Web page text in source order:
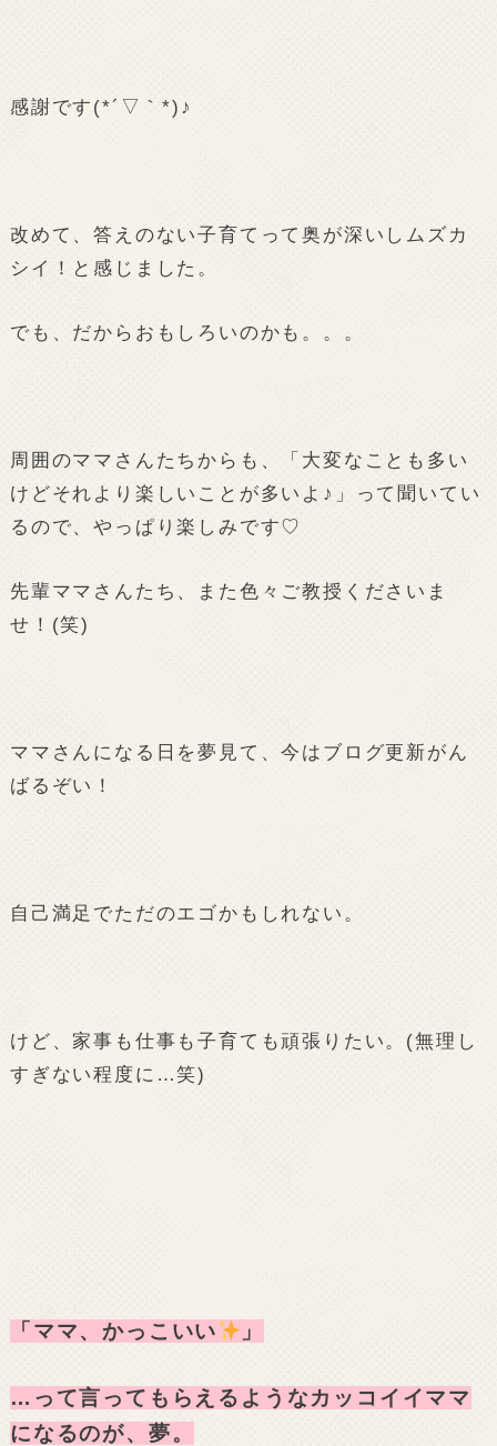
感謝です(*´▽｀*)♪
改めて、答えのない子育てって奥が深いしムズカ
シイ！と感じました。
でも、だからおもしろいのかも。。。
周囲のママさんたちからも、「大変なことも多い
けどそれより楽しいことが多いよ♪」って聞いてい
るので、やっぱり楽しみです♡
先輩ママさんたち、また色々ご教授くださいま
せ！(笑)
ママさんになる日を夢見て、今はブログ更新がん
ばるぞい！
自己満足でただのエゴかもしれない。
けど、家事も仕事も子育ても頑張りたい。(無理し
すぎない程度に…笑)
「ママ、かっこいい 」
…って言ってもらえるようなカッコイイママ
になるのが、夢。